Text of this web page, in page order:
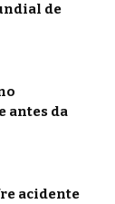
de
antes da
acidente